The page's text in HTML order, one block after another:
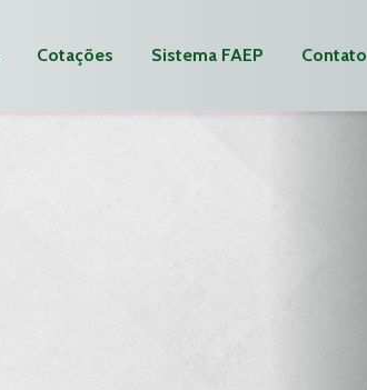
Cotações Sistema FAEP Contato